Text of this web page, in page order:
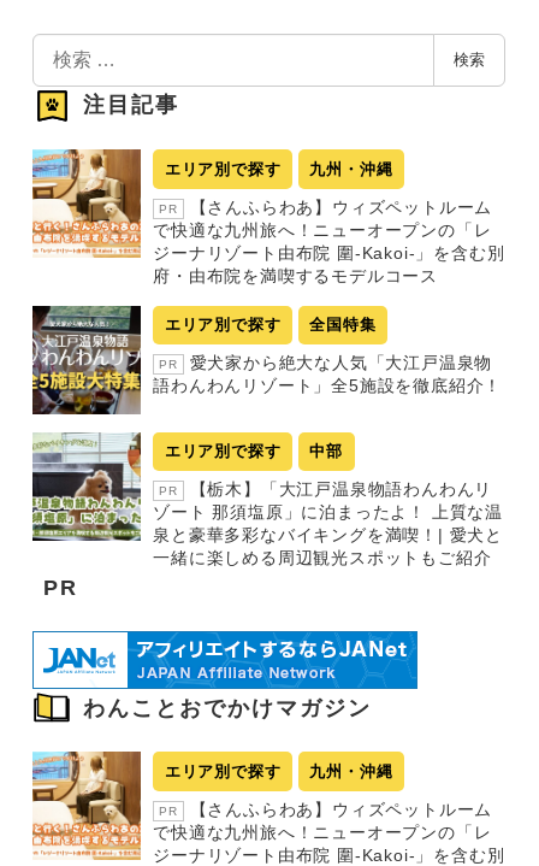
検
索
検索
注目記事
エリア別で探す 九州・沖縄
PR
【さんふらわあ】ウィズペットルーム
で快適な九州旅へ！ニューオープンの「レ
ジーナリゾート由布院 圍-Kakoi-」を含む別
府・由布院を満喫するモデルコース
エリア別で探す 全国特集
PR
愛犬家から絶大な人気「大江戸温泉物
語わんわんリゾート」全5施設を徹底紹介！
エリア別で探す 中部
PR
【栃木】「大江戸温泉物語わんわんリ
ゾート 那須塩原」に泊まったよ！ 上質な温
泉と豪華多彩なバイキングを満喫！| 愛犬と
一緒に楽しめる周辺観光スポットもご紹介
PR
わんことおでかけマガジン
エリア別で探す 九州・沖縄
PR
【さんふらわあ】ウィズペットルーム
で快適な九州旅へ！ニューオープンの「レ
ジーナリゾート由布院 圍-Kakoi-」を含む別